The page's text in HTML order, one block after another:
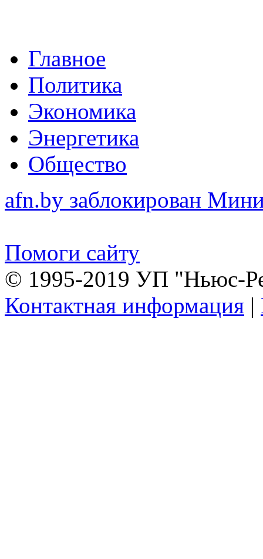
Главное
Политика
Экономика
Энергетика
Общество
afn.by заблокирован
Помоги сайту
© 1995-2019 УП "Ньюс-
Контактная информация |